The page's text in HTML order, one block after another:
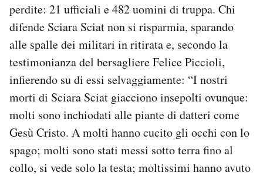
perdite: 21 ufficiali e 482 uomini di truppa. Chi
difende Sciara Sciat non si risparmia, sparando
alle spalle dei militari in ritirata e, secondo la
testimonianza del bersagliere Felice Piccioli,
infierendo su di essi selvaggiamente: “I nostri
morti di Sciara Sciat giacciono insepolti ovunque:
molti sono inchiodati alle piante di datteri come
Gesù Cristo. A molti hanno cucito gli occhi con lo
spago; molti sono stati messi sotto terra fino al
collo, si vede solo la testa; moltissimi hanno avuto